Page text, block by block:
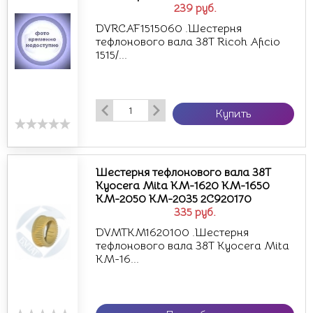
239 руб.
DVRCAF1515060 .Шестерня
тефлонового вала 38T Ricoh Aficio
1515/...
Купить
335 руб.
Шестерня тефлонового вала 38Т
Kyocera Mita KM-1620 KM-1650
KM-2050 KM-2035 2C920170
DVMTKM1620100 .Шестерня
тефлонового вала 38Т Kyocera Mita
KM-16...